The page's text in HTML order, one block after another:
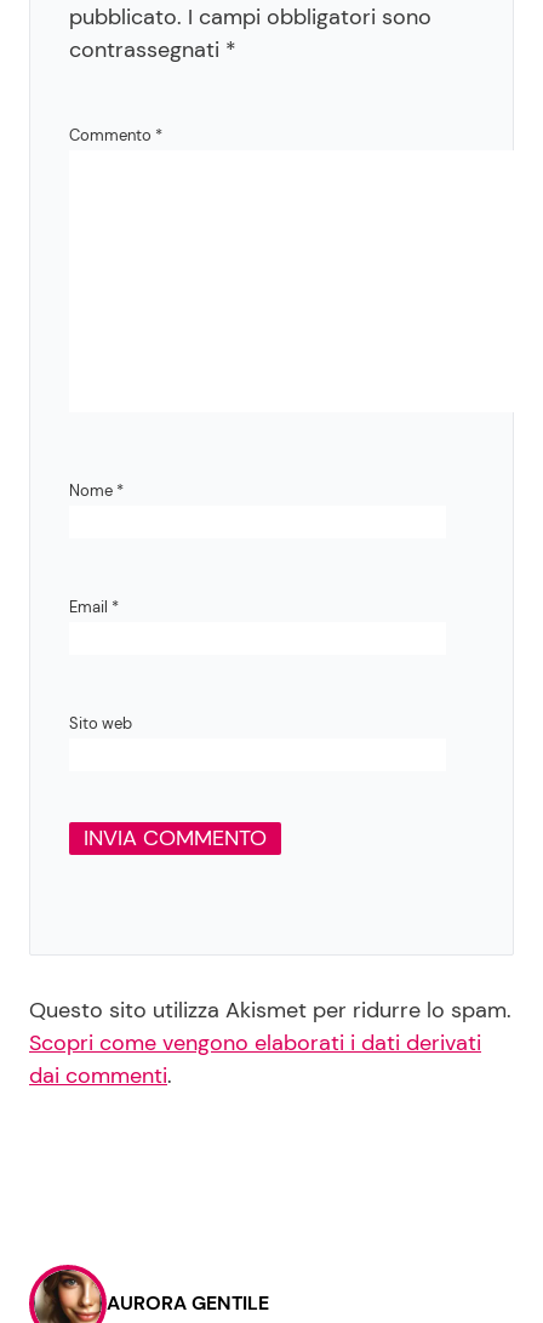
pubblicato. I campi obbligatori sono
contrassegnati *
Commento *
Nome *
Email *
Sito web
Questo sito utilizza Akismet per ridurre lo spam.
Scopri come vengono elaborati i dati derivati
dai commenti.
AURORA GENTILE